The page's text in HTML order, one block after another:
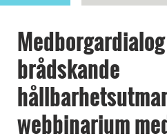
brådskande
webbinarium